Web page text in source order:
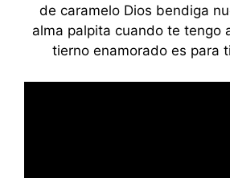
de caramelo Dios bendiga
alma palpita cuando te tengo
tierno enamorado es para